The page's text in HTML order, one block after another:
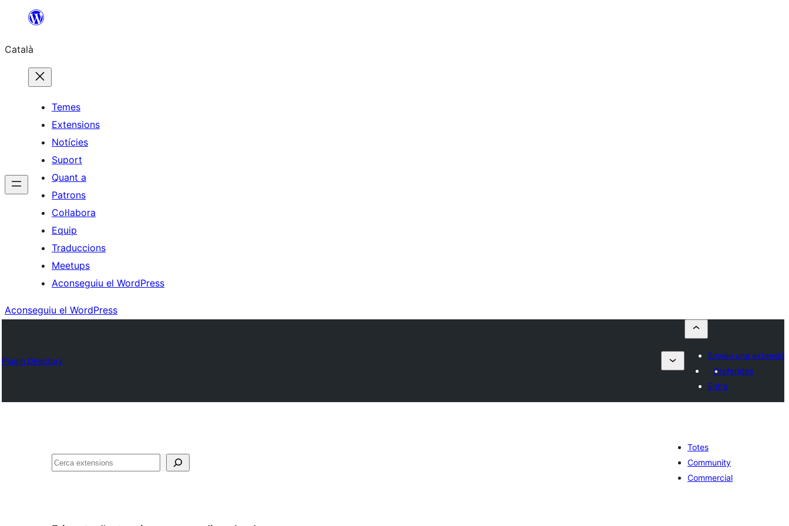
contingut
Català
Temes
Extensions
Notícies
Suport
Quant a
Patrons
Col·labora
Equip
Traduccions
Meetups
Aconseguiu el WordPress
Aconseguiu el WordPress
Plugin Directory
Envieu una extensió
Preferides
Entra
Cerca
Totes
Community
Commercial